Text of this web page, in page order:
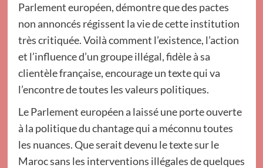
Parlement européen, démontre que des pactes
non annoncés régissent la vie de cette institution
très critiquée. Voilà comment l’existence, l’action
et l’influence d’un groupe illégal, fidèle à sa
clientèle française, encourage un texte qui va
l’encontre de toutes les valeurs politiques.
Le Parlement européen a laissé une porte ouverte
à la politique du chantage qui a méconnu toutes
les nuances. Que serait devenu le texte sur le
Maroc sans les interventions illégales de quelques